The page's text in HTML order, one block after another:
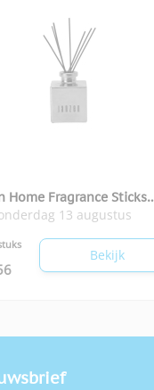
Home Fragrance Sticks
13 augustus
Bekijk